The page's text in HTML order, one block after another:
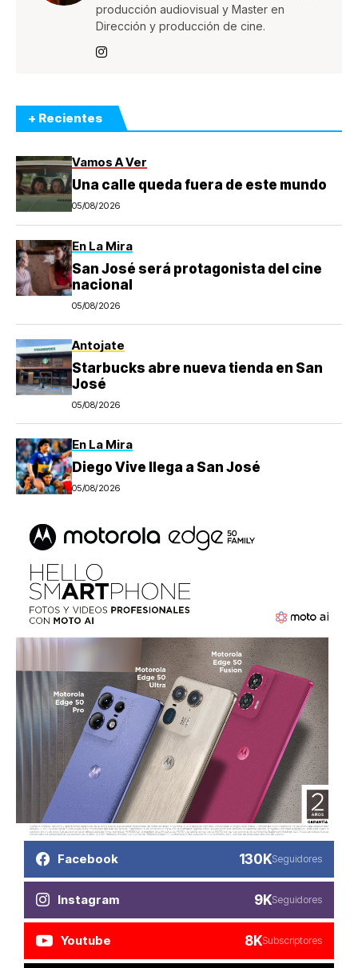
producción audiovisual y Master en
Dirección y producción de cine.
+ Recientes
Vamos A Ver
Una calle queda fuera de este mundo
05/08/2026
En La Mira
San José será protagonista del cine
nacional
05/08/2026
Antojate
Starbucks abre nueva tienda en San
José
05/08/2026
En La Mira
Diego Vive llega a San José
05/08/2026
Facebook 130KSeguidores
Instagram 9KSeguidores
Youtube 8KSubscriptores